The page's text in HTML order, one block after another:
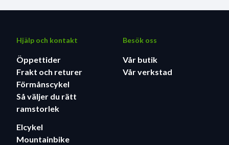
stora hjulet. .
operativsystem ger oöverträffad prestanda över
vridmoment, räckvidd, körkänsla, körkvalitet, kraft,
tillförlitlighet och körupplevelse. Det är den osynliga handen
som gör att du kan göra mer, veta mer, gå längre, känna dig
starkare och ha roligare. .
SPECIALIZED SL 1.2-MOTOR: Möt Specialized SL 1.2-
motorn: den levererar 43 % mer vridmoment (50 Nm) och 33
Hjälp och kontakt
Öppettider
Frakt och returer
Förmånscykel
Så väljer du rätt
ramstorlek
Elcykel
Mountainbike
Besök oss
Vår butik
Vår verkstad